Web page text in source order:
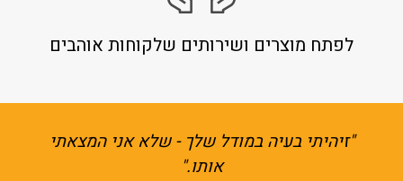
לפתח מוצרים ושירותים שלקוחות אוהבים
"זיהיתי בעיה במודל שלך - שלא אני המצאתי
אותו."